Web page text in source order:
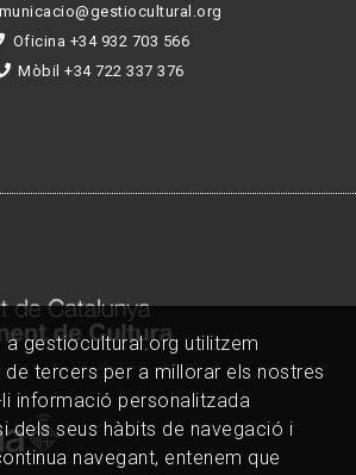
Oficina +34 932 703 566
Mòbil +34 722 337 376
a gestiocultural.org utilitzem
tercers per a millorar els nostres
informació personalitzada
dels seus hàbits de navegació i
navegant, entenem que